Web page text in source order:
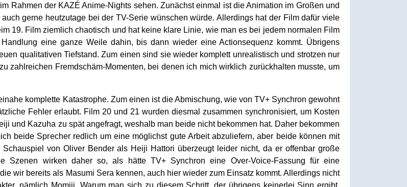
Rahmen der KAZÉ Anime-Nights sehen. Zunächst einmal ist die Animation im Großen und
gerne heutzutage bei der TV-Serie wünschen würde. Allerdings hat der Film dafür viele
19. Film ziemlich chaotisch und hat keine klare Linie, wie man es bei jedem normalen Film
eine ganze Weile dahin, bis dann wieder eine Actionsequenz kommt. Übrigens
qualitativen Tiefstand. Zum einen sind sie wieder komplett unrealistisch und strotzen nur
zahlreichen Fremdschäm-Momenten, bei denen ich mich wirklich zurückhalten musste, um
komplette Katastrophe. Zum einen ist die Abmischung, wie von TV+ Synchron gewohnt
Fehler erlaubt. Film 20 und 21 wurden diesmal zusammen synchronisiert, um Kosten
und Kazuha zu spät angefragt, weshalb man beide nicht bekommen hat. Daher bekommen
beide Sprecher redlich um eine möglichst gute Arbeit abzuliefern, aber beide können mit
von Oliver Bender als Heiji Hattori überzeugt leider nicht, da er offenbar große
Szenen wirken daher so, als hätte TV+ Synchron eine Over-Voice-Fassung für eine
wir bereits als Masumi Sera kennen, auch hier wieder zum Einsatz kommt. Allerdings nicht
nämlich Momiji. Warum man sich zu diesem Schritt, der übrigens keinerlei Sinn ergibt,